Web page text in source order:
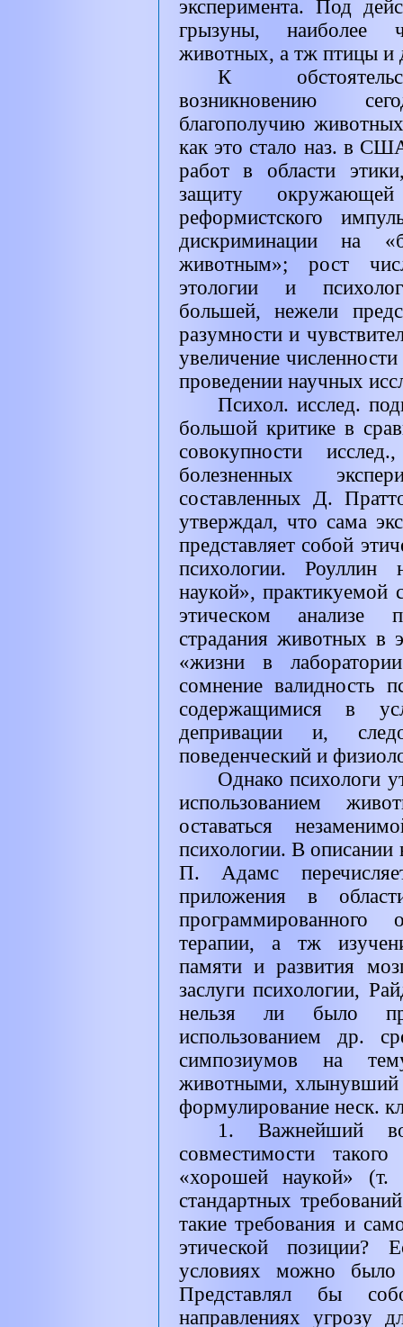
эксперимента. Под
грызуны, наиболее
животных, а тж птицы
К
возникновению
благополучию
как это стало наз. в
работ в области
защиту окружающей
реформистского
дискриминации на
животным»; рост
этологии и
большей, нежели
разумности и
увеличение
проведении научных
Психол. исслед.
большой критике в
совокупности
болезненных
составленных Д.
утверждал, что сама
представляет собой
психологии. Роуллин
наукой»,
этическом анализе
страдания животных в
«жизни в
сомнение валидность
содержащимися в
депривации и,
поведенческий и
Однако психологи
использованием
оставаться
психологии. В описании
П. Адамс
приложения в
программированного
терапии, а тж
памяти и развития
заслуги психологии,
нельзя ли было
использованием др.
симпозиумов на
животными, хлынувший
формулирование неск.
1. Важнейший
совместимости
«хорошей наукой» (т.
стандартных
такие требования и
этической позиции?
условиях можно
Представлял бы
направлениях угрозу